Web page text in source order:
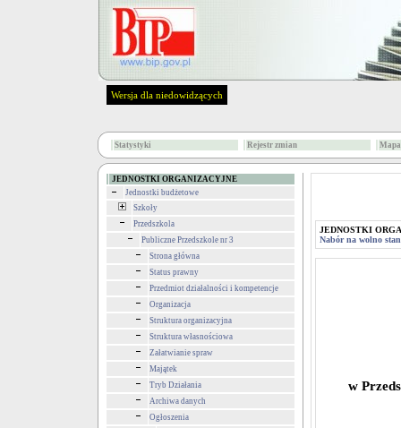
Wersja dla niedowidzących
Statystyki Rejestr zmian
JEDNOSTKI ORGANIZACYJNE
Jednostki budżetowe
Szkoły
Przedszkola
Publiczne Przedszkole nr 3
Strona główna
Status prawny
Przedmiot działalności i kompetencje
Organizacja
Struktura organizacyjna
Struktura własnościowa
Załatwianie spraw
Majątek
Tryb Działania
Archiwa danych
Ogłoszenia
JEDNOSTKI
Nabór na wolno
w